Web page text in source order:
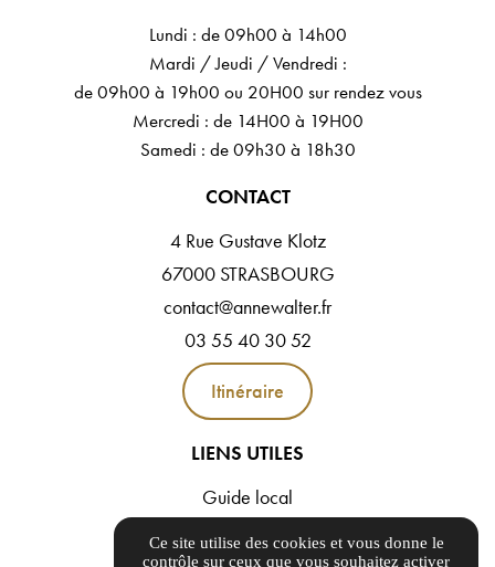
Lundi : de 09h00 à 14h00
Mardi / Jeudi / Vendredi :
de 09h00 à 19h00 ou 20H00 sur rendez vous
Mercredi : de 14H00 à 19H00
Samedi : de 09h30 à 18h30
CONTACT
4 Rue Gustave Klotz
67000 STRASBOURG
contact@annewalter.fr
03 55 40 30 52
Itinéraire
LIENS UTILES
Guide local
Ce site utilise des cookies et vous donne le
contrôle sur ceux que vous souhaitez activer